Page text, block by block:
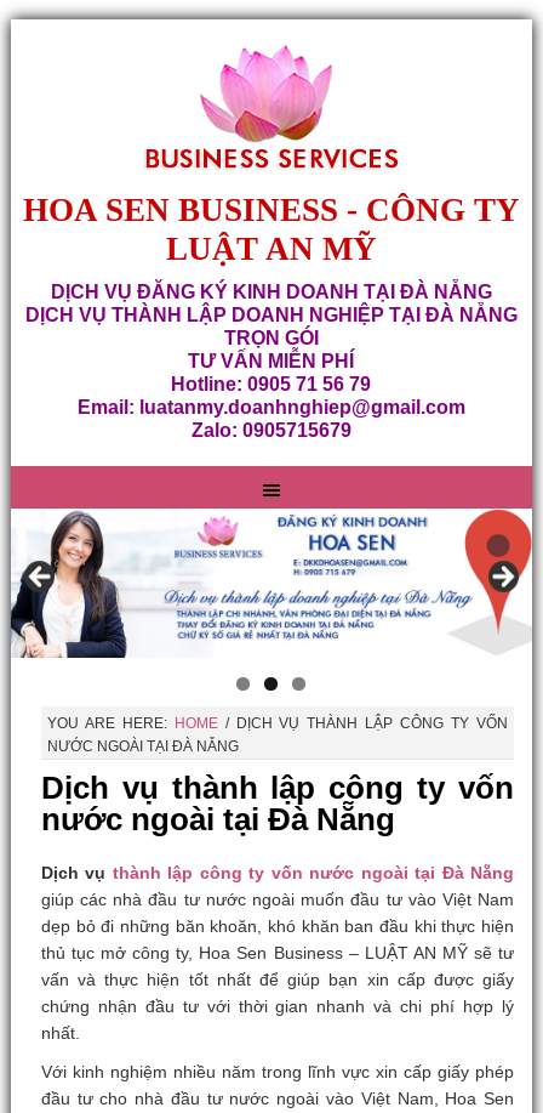
HOA SEN BUSINESS - CÔNG TY
LUẬT AN MỸ
DỊCH VỤ ĐĂNG KÝ KINH DOANH TẠI ĐÀ NẴNG
DỊCH VỤ THÀNH LẬP DOANH NGHIỆP TẠI ĐÀ NẴNG
TRỌN GÓI
TƯ VẤN MIỄN PHÍ
Hotline: 0905 71 56 79
Email: luatanmy.doanhnghiep@gmail.com
Zalo: 0905715679
YOU ARE HERE: HOME /DỊCH VỤ THÀNH LẬP CÔNG TY VỐN
NƯỚC NGOÀI TẠI ĐÀ NẴNG
Dịch vụ thành lập công ty vốn
nước ngoài tại Đà Nẵng
Dịch vụ thành lập công ty vốn nước ngoài tại Đà Nẵng
giúp các nhà đầu tư nước ngoài muốn đầu tư vào Việt Nam
dẹp bỏ đi những băn khoăn, khó khăn ban đầu khi thực hiện
thủ tục mở công ty, Hoa Sen Business – LUẬT AN MỸ sẽ tư
vấn và thực hiện tốt nhất để giúp bạn xin cấp được giấy
chứng nhận đầu tư với thời gian nhanh và chi phí hợp lý
nhất.
Với kinh nghiệm nhiều năm trong lĩnh vực xin cấp giấy phép
đầu tư cho nhà đầu tư nước ngoài vào Việt Nam, Hoa Sen